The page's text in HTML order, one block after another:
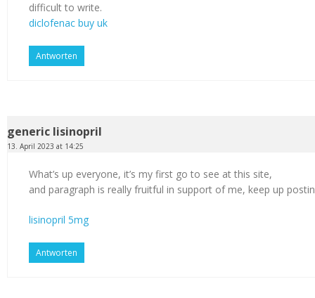
difficult to write.
diclofenac buy uk
Antworten
generic lisinopril
13. April 2023 at 14:25
What’s up everyone, it’s my first go to see at this site,
and paragraph is really fruitful in support of me, keep up
lisinopril 5mg
Antworten